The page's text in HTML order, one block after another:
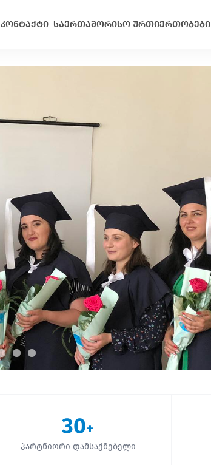
კონტაქტი საერთაშორისო ურთიერთობები
30+
პარტნიორი დამსაქმებელი